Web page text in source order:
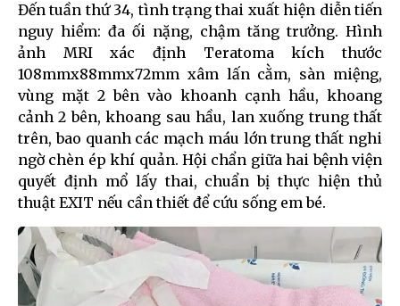
Đến tuần thứ 34, tình trạng thai xuất hiện diễn tiến
nguy hiểm: đa ối nặng, chậm tăng trưởng. Hình
ảnh MRI xác định Teratoma kích thước
108mmx88mmx72mm xâm lấn cằm, sàn miệng,
vùng mặt 2 bên vào khoanh cạnh hầu, khoang
cảnh 2 bên, khoang sau hầu, lan xuống trung thất
trên, bao quanh các mạch máu lớn trung thất nghi
ngờ chèn ép khí quản. Hội chẩn giữa hai bệnh viện
quyết định mổ lấy thai, chuẩn bị thực hiện thủ
thuật EXIT nếu cần thiết để cứu sống em bé.